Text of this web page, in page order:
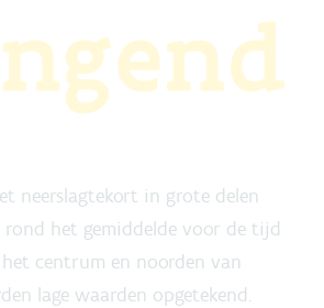
neerslagtekort in grote delen
rond het gemiddelde voor de tijd
centrum en noorden van
lage waarden opgetekend.